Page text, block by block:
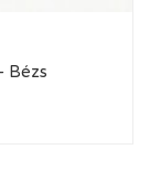
Bézs